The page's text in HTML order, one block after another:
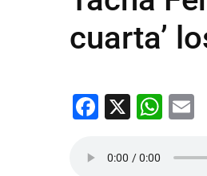
cuarta’
Facebook
X